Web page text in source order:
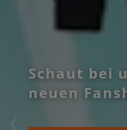
Schaut bei
neuen